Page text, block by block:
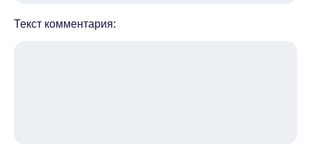
Текст комментария: